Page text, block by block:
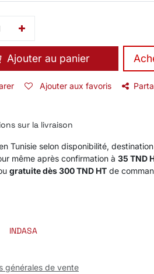
Ajouter au panier
Ajouter aux favoris
sur la livraison
Tunisie selon disponibilité,
même après confirmation à 35 TND
gratuite dès 300 TND HT de
INDASA
générales de vente